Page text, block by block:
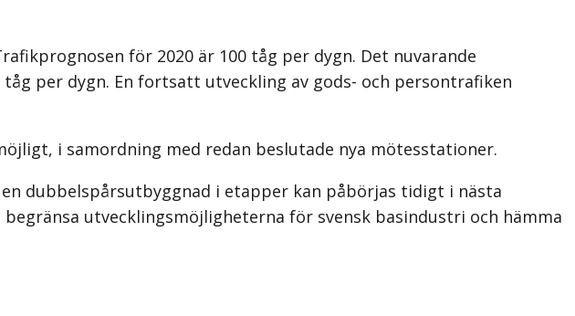
för 2020 är 100 tåg per dygn. Det nuvarande
per dygn. En fortsatt utveckling av gods- och persontrafiken
i samordning med redan beslutade nya mötesstationer.
dubbelspårsutbyggnad i etapper kan påbörjas tidigt i nästa
utvecklingsmöjligheterna för svensk basindustri och hämma